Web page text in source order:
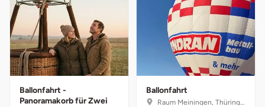
Ballonfahrt -
Panoramakorb für Zwei
Ballonfahrt
Raum Meiningen, Thüringen